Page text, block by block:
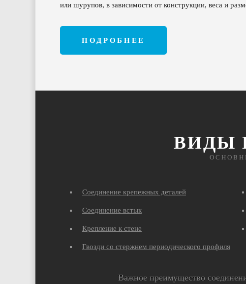
или шурупов, в зависимости от конструкции, веса и
ПОДРОБНЕЕ
ВИДЫ
Соединение крепежных деталей
Соединение встык
Крепление к стене
Гвозди со стержнем периодического профиля
Важное преимущество